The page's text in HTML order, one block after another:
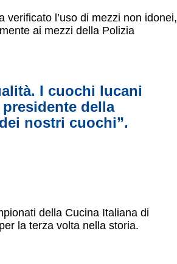
l’uso di mezzi non idonei,
ai mezzi della Polizia
I cuochi lucani
della
nostri cuochi”.
della Cucina Italiana di
la terza volta nella storia.